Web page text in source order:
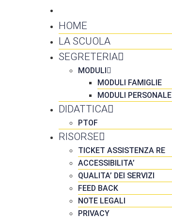
HOME
LA SCUOLA
SEGRETERIA
MODULI
MODULI FAMIGLIE
MODULI PERSONALE
DIDATTICA
PTOF
RISORSE
TICKET ASSISTENZA RE
ACCESSIBILITA’
QUALITA’ DEI SERVIZI
FEED BACK
NOTE LEGALI
PRIVACY